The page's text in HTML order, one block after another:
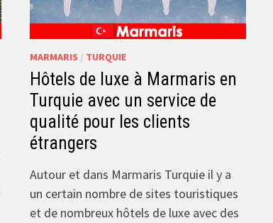
MARMARIS / TURQUIE
Hôtels de luxe à Marmaris en
Turquie avec un service de
qualité pour les clients
étrangers
Autour et dans Marmaris Turquie il y a
un certain nombre de sites touristiques
et de nombreux hôtels de luxe avec des